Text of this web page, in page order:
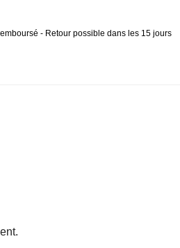
- Retour possible dans les 15 jours